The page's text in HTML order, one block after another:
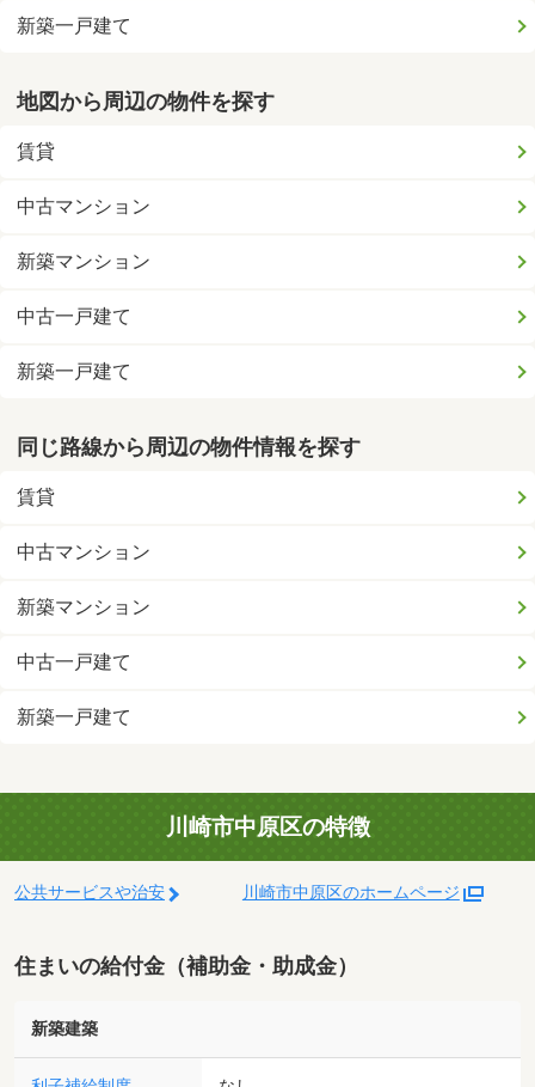
新築一戸建て
地図から周辺の物件を探す
賃貸
中古マンション
新築マンション
中古一戸建て
新築一戸建て
同じ路線から周辺の物件情報を探す
賃貸
中古マンション
新築マンション
中古一戸建て
新築一戸建て
川崎市中原区の特徴
公共サービスや治安 川崎市中原区のホームページ
住まいの給付金（補助金・助成金）
新築建築